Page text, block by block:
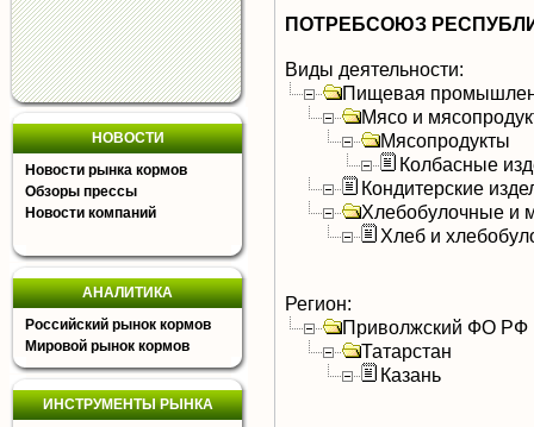
НОВОСТИ
Новости рынка кормов
Обзоры прессы
Новости компаний
АНАЛИТИКА
Российский рынок кормов
Мировой рынок кормов
ИНСТРУМЕНТЫ РЫНКА
ПОТРЕБСОЮЗ
Виды деятельности:
Пищевая
Мясо и
Мясопродукты
Колбасные
Кондитерские
Хлебобулочные и
Хлеб и
Регион:
Приволжский ФО РФ
Татарстан
Казань